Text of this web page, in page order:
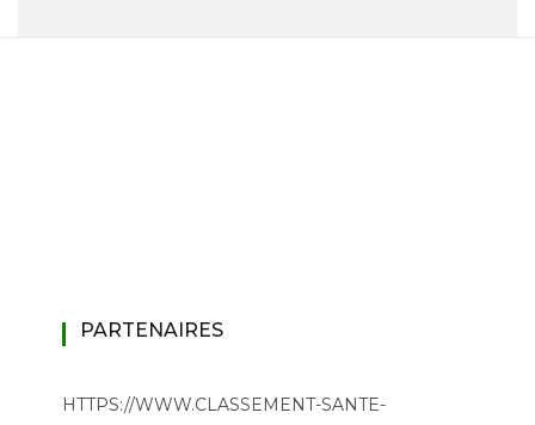
PARTENAIRES
HTTPS://WWW.CLASSEMENT-SANTE-